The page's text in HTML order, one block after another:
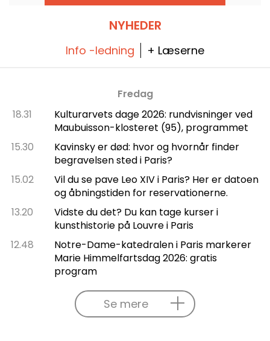
NYHEDER
Info -ledning + Læserne
Fredag
18.31
Kulturarvets dage 2026: rundvisninger ved
Maubuisson-klosteret (95), programmet
15.30
Kavinsky er død: hvor og hvornår finder
begravelsen sted i Paris?
15.02
Vil du se pave Leo XIV i Paris? Her er datoen
og åbningstiden for reservationerne.
13.20
Vidste du det? Du kan tage kurser i
kunsthistorie på Louvre i Paris
12.48
Notre-Dame-katedralen i Paris markerer
Marie Himmelfartsdag 2026: gratis
program
Se mere